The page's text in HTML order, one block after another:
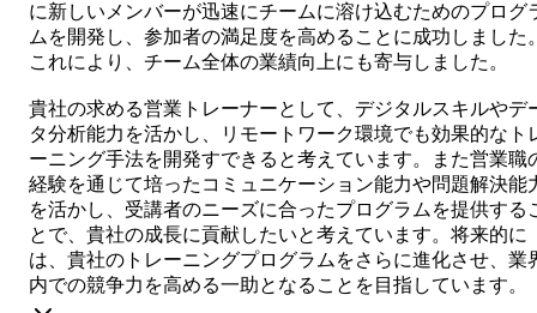
に新しいメンバーが迅速にチームに溶け込むためのプログ
ムを開発し、参加者の満足度を高めることに成功しました
これにより、チーム全体の業績向上にも寄与しました。
貴社の求める営業トレーナーとして、デジタルスキルやデ
タ分析能力を活かし、リモートワーク環境でも効果的なト
ーニング手法を開発すできると考えています。また営業職
経験を通じて培ったコミュニケーション能力や問題解決能
を活かし、受講者のニーズに合ったプログラムを提供する
とで、貴社の成長に貢献したいと考えています。将来的に
は、貴社のトレーニングプログラムをさらに進化させ、業
内での競争力を高める一助となることを目指しています。